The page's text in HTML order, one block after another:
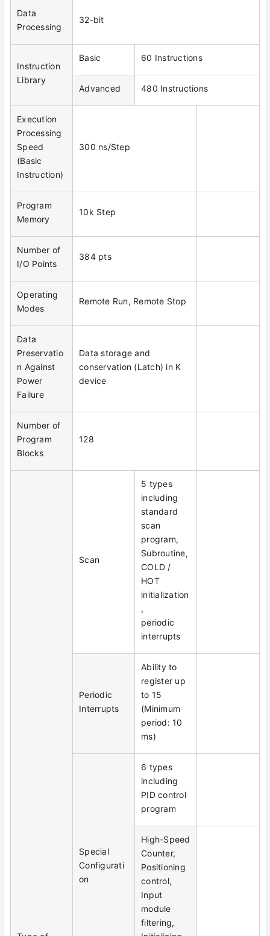
Data
Processing
32-bit
Instruction
Library
Basic 60 Instructions
Advanced 480 Instructions
Execution
Processing
Speed
(Basic
Instruction)
300 ns/Step
Program
Memory
10k Step
Number of
I/O Points
384 pts
Operating
Modes
Remote Run, Remote Stop
Data
Preservatio
n Against
Power
Failure
Data storage and
conservation (Latch) in K
device
Number of
Program
Blocks
128
Scan
5 types
including
standard
scan
program,
Subroutine,
COLD /
HOT
initialization
,
periodic
interrupts
Periodic
Interrupts
Ability to
register up
to 15
(Minimum
period: 10
ms)
Special
Configurati
on
6 types
including
PID control
program
High-Speed
Counter,
Positioning
control,
Input
module
filtering,